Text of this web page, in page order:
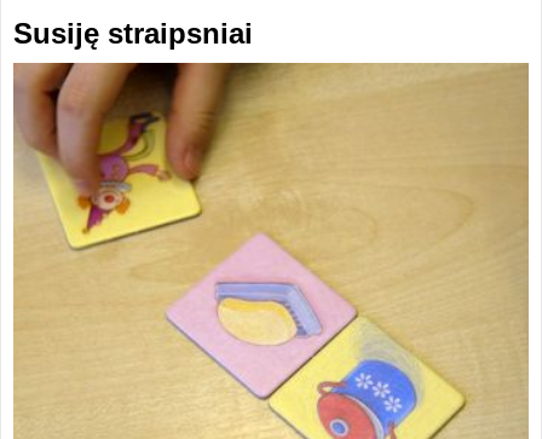
Susiję straipsniai